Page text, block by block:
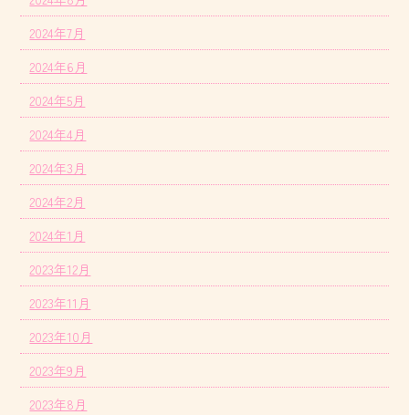
2024年7月
2024年6月
2024年5月
2024年4月
2024年3月
2024年2月
2024年1月
2023年12月
2023年11月
2023年10月
2023年9月
2023年8月